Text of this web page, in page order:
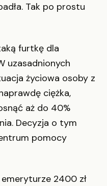
Tak po prostu
furtkę dla
uzasadnionych
życiowa osoby z
ciężka,
aż do 40%
Decyzja o tym
pomocy
2400 zł